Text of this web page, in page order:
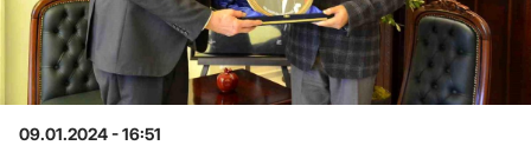
09.01.2024 - 16:51